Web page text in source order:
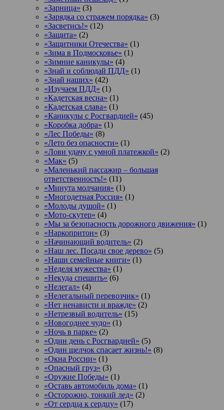
«Зарница» (3)
«Зарядка со стражем порядка» (3)
«Засветись!» (12)
«Защита» (2)
«Защитники Отечества» (1)
«Зима в Подмосковье» (1)
«Зимние каникулы» (4)
«Знай и соблюдай ПДД» (1)
«Знай наших» (42)
«Изучаем ПДД» (1)
«Кадетская весна» (1)
«Кадетская слава» (1)
«Каникулы с Росгвардией» (45)
«Коробка добра» (1)
«Лес Победы» (8)
«Лето без опасности» (1)
«Лови удачу с умной платежкой» (2)
«Мак» (5)
«Маленький пассажир – большая
ответственность!» (11)
«Минута молчания» (1)
«Многодетная Россия» (1)
«Молоды душой» (1)
«Мото-скутер» (4)
«Мы за безопасность дорожного движения» (1)
«Наркопритон» (3)
«Начинающий водитель» (2)
«Наш лес. Посади свое дерево» (5)
«Наши семейные книги» (1)
«Неделя мужества» (1)
«Некуда спешить» (6)
«Нелегал» (4)
«Нелегальный перевозчик» (1)
«Нет ненависти и вражде» (2)
«Нетрезвый водитель» (15)
«Новогоднее чудо» (1)
«Ночь в парке» (2)
«Один день с Росгвардией» (5)
«Один щелчок спасает жизнь!» (8)
«Окна России» (1)
«Опасный груз» (3)
«Оружие Победы» (1)
«Оставь автомобиль дома» (1)
«Осторожно, тонкий лед» (2)
«От сердца к сердцу» (17)